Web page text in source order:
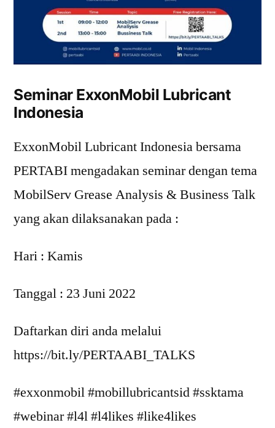
Seminar ExxonMobil Lubricant
Indonesia
ExxonMobil Lubricant Indonesia bersama
PERTABI mengadakan seminar dengan tema
MobilServ Grease Analysis & Business Talk
yang akan dilaksanakan pada :
Hari : Kamis
Tanggal : 23 Juni 2022
Daftarkan diri anda melalui
https://bit.ly/PERTAABI_TALKS
#exxonmobil #mobillubricantsid #ssktama
#webinar #l4l #l4likes #like4likes